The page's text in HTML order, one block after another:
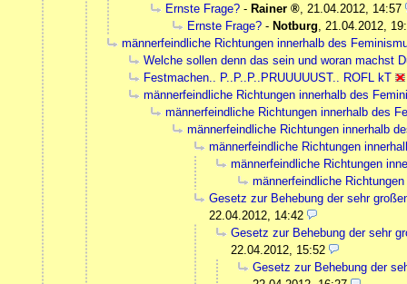
Ernste Frage? - Rainer , 21.04.2012, 14:57
Ernste Frage? - Notburg, 21.04.2012,
männerfeindliche Richtungen innerhalb des
Welche sollen denn das sein und woran machst
Festmachen.. P..P..P..PRUUUUUST.. ROFL kT
männerfeindliche Richtungen innerhalb des
männerfeindliche Richtungen innerhalb des
männerfeindliche Richtungen innerhalb
männerfeindliche Richtungen
männerfeindliche Richtungen
männerfeindliche
Gesetz zur Behebung der sehr
22.04.2012, 14:42
Gesetz zur Behebung der sehr
22.04.2012, 15:52
Gesetz zur Behebung der